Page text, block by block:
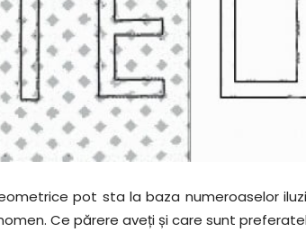
pot sta la baza numeroaselor
Ce părere aveți și care sunt